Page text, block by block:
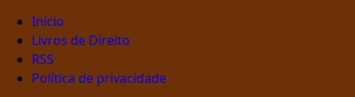
Início
Livros de Direito
RSS
Política de privacidade